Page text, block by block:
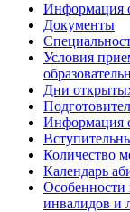
Информация
Документы
Условия
Дни
Информация
Количество
Календарь
Особенности
инвалидов и